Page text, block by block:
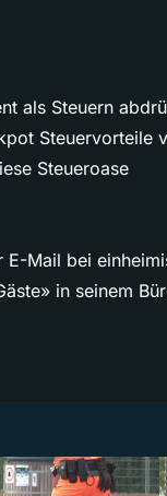
als Steuern
Steuervorteile
Steueroase
Mail bei
in seinem